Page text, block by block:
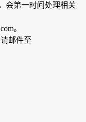
会第一时间处理相关
。
邮件至